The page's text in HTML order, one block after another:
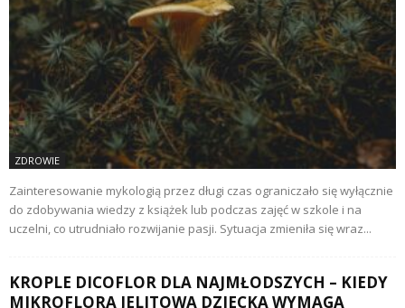
ZDROWIE
Zainteresowanie mykologią przez długi czas ograniczało się wyłącznie
do zdobywania wiedzy z książek lub podczas zajęć w szkole i na
uczelni, co utrudniało rozwijanie pasji. Sytuacja zmieniła się wraz...
KROPLE DICOFLOR DLA NAJMŁODSZYCH – KIEDY
MIKROFLORA JELITOWA DZIECKA WYMAGA